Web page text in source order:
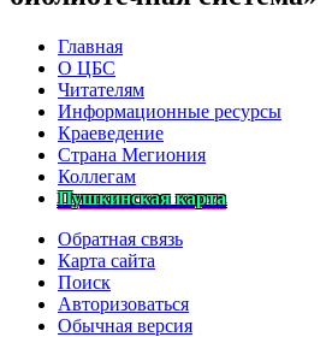
Главная
О ЦБС
Читателям
Информационные ресурсы
Краеведение
Страна Мегиония
Коллегам
Пушкинская карта
Обратная связь
Карта сайта
Поиск
Авторизоваться
Обычная версия